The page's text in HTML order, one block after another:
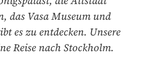
das Vasa Museum und
es zu entdecken. Unsere
Reise nach Stockholm.